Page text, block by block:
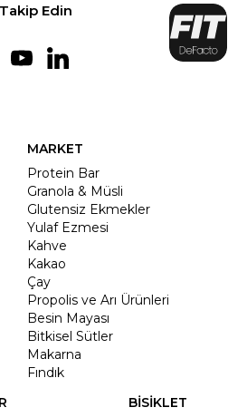
Edin
MARKET
Protein Bar
Granola & Müsli
Glutensiz Ekmekler
Yulaf Ezmesi
Kahve
Kakao
Çay
Propolis ve Arı Ürünleri
Besin Mayası
Bitkisel Sütler
Makarna
Fındık
BİSİKLET